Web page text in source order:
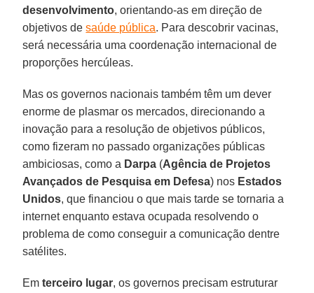
desenvolvimento, orientando-as em direção de
objetivos desaúde pública. Para descobrir vacinas,
será necessária uma coordenação internacional de
proporções hercúleas.
Mas os governos nacionais também têm um dever
enorme de plasmar os mercados, direcionando a
inovação para a resolução de objetivos públicos,
como fizeram no passado organizações públicas
ambiciosas, como a Darpa (Agência de Projetos
Avançados de Pesquisa em Defesa) nos Estados
Unidos, que financiou o que mais tarde se tornaria a
internet enquanto estava ocupada resolvendo o
problema de como conseguir a comunicação dentre
satélites.
Emterceiro lugar, os governos precisam estruturar